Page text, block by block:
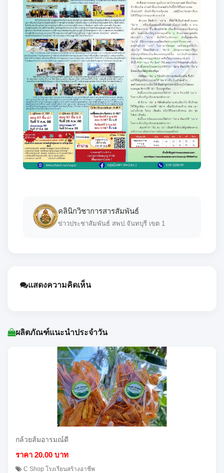
คลินิกวิชาการสารสัมพันธ์
ข่าวประชาสัมพันธ์ สพป.จันทบุรี เขต 1
แสดงความคิดเห็น
ผลิตภัณฑ์แนะนำประจำวัน
กล้วยส้มอารมณ์ดี
ราคา 20.00 บาท
C Shop โรงเรียนสร้างอาชีพ